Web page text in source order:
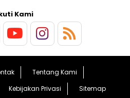
Kami
Tentang Kami
Kebijakan Privasi Sitemap